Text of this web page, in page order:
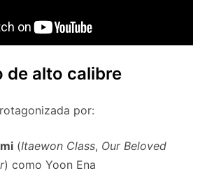
de alto calibre
por:
(Itaewon Class, Our Beloved
) como Yoon Ena